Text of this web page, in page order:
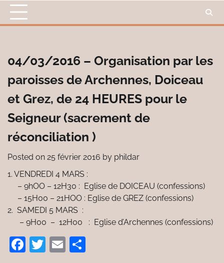
Skip
content
04/03/2016 – Organisation par les
paroisses de Archennes, Doiceau
et Grez, de 24 HEURES pour le
Seigneur (sacrement de
réconciliation )
Posted on 25 février 2016 by phildar
1. VENDREDI 4 MARS :
– 9hOO – 12H30 : Eglise de DOICEAU (confessions)
– 15H00 – 21HOO : Eglise de GREZ (confessions)
2. SAMEDI 5 MARS :
– 9H00 – 12H00 : Eglise d’Archennes (confessions)
Facebook
Twitter
Email